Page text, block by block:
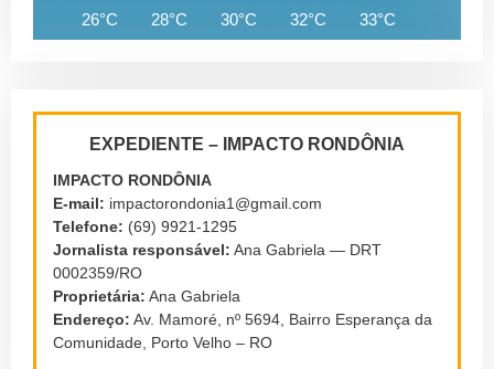
26°C 28°C 30°C 32°C 33°C
EXPEDIENTE – IMPACTO RONDÔNIA
IMPACTO RONDÔNIA
E-mail: impactorondonia1@gmail.com
Telefone: (69) 9921-1295
Jornalista responsável: Ana Gabriela — DRT
0002359/RO
Proprietária: Ana Gabriela
Endereço: Av. Mamoré, nº 5694, Bairro Esperança da
Comunidade, Porto Velho – RO